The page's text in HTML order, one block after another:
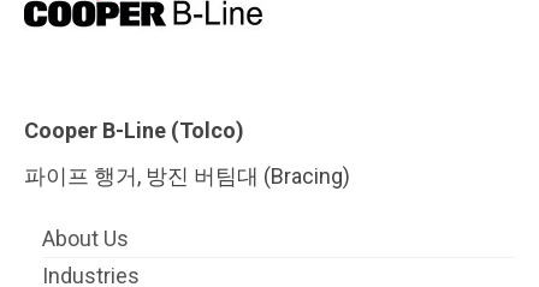
Cooper B-Line (Tolco)
파이프 행거, 방진 버팀대 (Bracing)
About Us
Industries